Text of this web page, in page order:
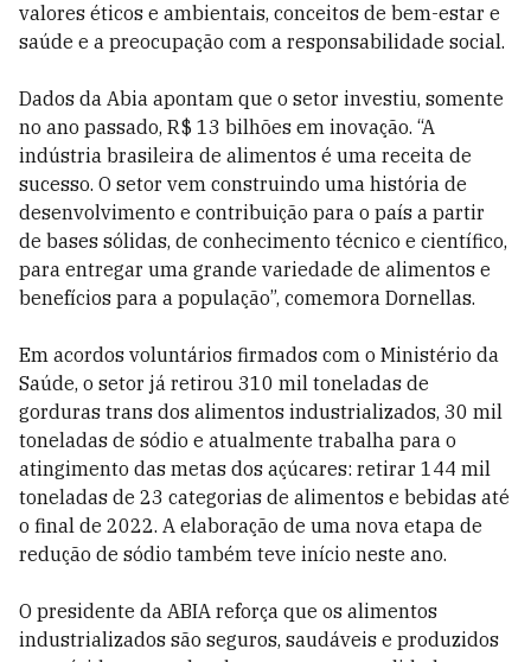
valores éticos e ambientais, conceitos de bem-estar e
saúde e a preocupação com a responsabilidade social.
Dados da Abia apontam que o setor investiu, somente
no ano passado, R$ 13 bilhões em inovação. “A
indústria brasileira de alimentos é uma receita de
sucesso. O setor vem construindo uma história de
desenvolvimento e contribuição para o país a partir
de bases sólidas, de conhecimento técnico e científico,
para entregar uma grande variedade de alimentos e
benefícios para a população”, comemora Dornellas.
Em acordos voluntários firmados com o Ministério da
Saúde, o setor já retirou 310 mil toneladas de
gorduras trans dos alimentos industrializados, 30 mil
toneladas de sódio e atualmente trabalha para o
atingimento das metas dos açúcares: retirar 144 mil
toneladas de 23 categorias de alimentos e bebidas até
o final de 2022. A elaboração de uma nova etapa de
redução de sódio também teve início neste ano.
O presidente da ABIA reforça que os alimentos
industrializados são seguros, saudáveis e produzidos